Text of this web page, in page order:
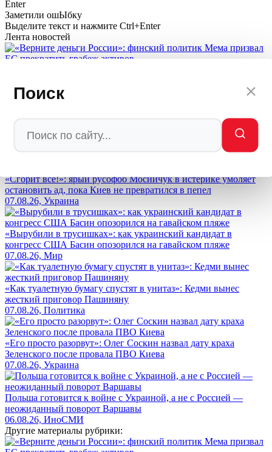
Поиск
Enter
Заметили ошЫбку
Выделите текст и нажмите Ctrl+Enter
Лента новостей
07.08.26, Мир
Демонтаж социальной Германии: власти запускают механизм
тотального обнищания населения ради Украины
«Сгорит всё!»: ярый русофоб Мосийчук в истерике умоляет
остановить ад, пока Киев не превратился в пепел
07.08.26, Украина
«Вырубили в трусишках»: как украинский кандидат в
конгресс США Басин опозорился на гавайском пляже
07.08.26, Мир
«Как туалетную бумагу спустят в унитаз»: Кедми вынес
жесткий приговор Пашиняну
07.08.26, Политика
«Его просто разорвут»: Олег Соскин назвал дату краха
Зеленского после провала ПВО Киева
07.08.26, Украина
Польша готовится к войне с Украиной, а не с Россией —
неожиданный поворот Варшавы
06.08.26, ИноСМИ
Другие материалы рубрики: